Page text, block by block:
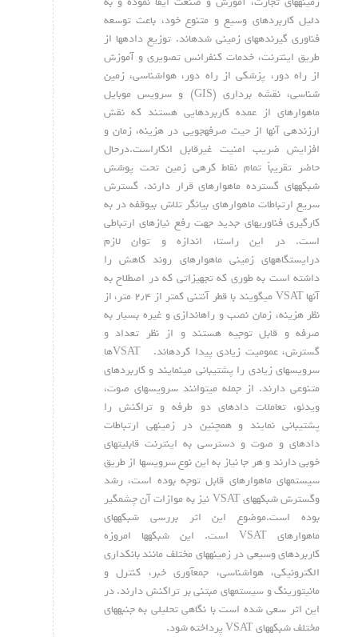
دلیل کاربردهای وسیع و متنوع خود، باعث توسعه
فناوری گیرنده‏های زمینی شده‏اند. توزیع داده‏ها از
طریق اینترنت، خدمات کنفرانس تصویری و آموزش
از راه دور، پزشکی از راه دور، هواشناسی، زمین
شناسی، نقشه برداری (GIS) و سرویس موبایل
ماهواره‏ای از عمده کاربردهایی هستند که نقش
ارزنده‏ی آن‏ها از حیث صرفه‏جویی در هزینه، زمان و
افزایش ضریب امنیت غیرقابل انکاراست.درحال
حاضر تقریباً تمام نقاط کره‏ی زمین تحت پوشش
شبکه‏های گسترده ماهواره‏ای قرار دارند. گسترش
سریع ارتباطات ماهواره‏ای بیانگر تلاش بی‏وقفه در به
کارگیری فناوری‏های جدید جهت رفع نیازهای ارتباطی
است. در این راستا، اندازه و توان لازم
درایستگاه‏های زمینی ماهواره‏ای روند کاهش را
داشته است به طوری که تجهیزاتی که در اصطلاح به
آن‏ها VSAT می‏گویند با قطر آنتنی کمتر از ۲٫۴ متر، از
نظر هزینه، زمان نصب و راه‏اندازی و غیره بسیار به
صرفه و قابل توجیه هستند و از نظر تعداد و
گسترش، عمومیت زیادی پیدا کرده‏اند. VSAT‏ها
سرویس‏های زیادی را پشتیبانی می‏نمایند و کاربردهای
متنوعی دارند. از جمله می‏توانند سرویس‏های صوت،
ویدئو، تعاملات داده‏ای دو طرفه و تراکنش را
پشتیبانی نمایند و همچنین در زمینه‏ی ارتباطات
داده‏ای و صوت و دسترسی به اینترنت قابلیت‏های
خوبی دارند و هر جا نیاز به این نوع سرویس‏ها از طریق
سیستم‏های ماهواره‏ای قابل توجه بوده است، رشد
وگسترش شبکه‏های VSAT نیز به موازات آن چشم‏گیر
بوده است.موضوع این اثر بررسی شبکه‏های
ماهواره‏ای VSAT است. این شبکه‏ها امروزه
کاربردهای وسیعی در زمینه‏های مختلف مانند بانکداری
الکترونیکی، هواشناسی، جمع‏آوری خبر، کنترل و
مانیتورینگ و سیستم‏های مبتنی بر تراکنش دارند. در
این اثر سعی شده است با نگاهی تحلیلی به جنبه‏های
مختلف شبکه‏های VSAT پرداخته شود.